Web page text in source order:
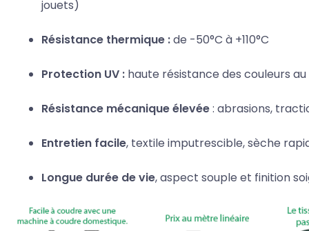
jouets)
Résistance thermique :de -50°C à +110°C
Protection UV : haute résistance des couleurs au
Résistance mécanique élevée: abrasions,
Entretien facile, textile imputrescible, sèche
Longue durée de vie, aspect souple et finition